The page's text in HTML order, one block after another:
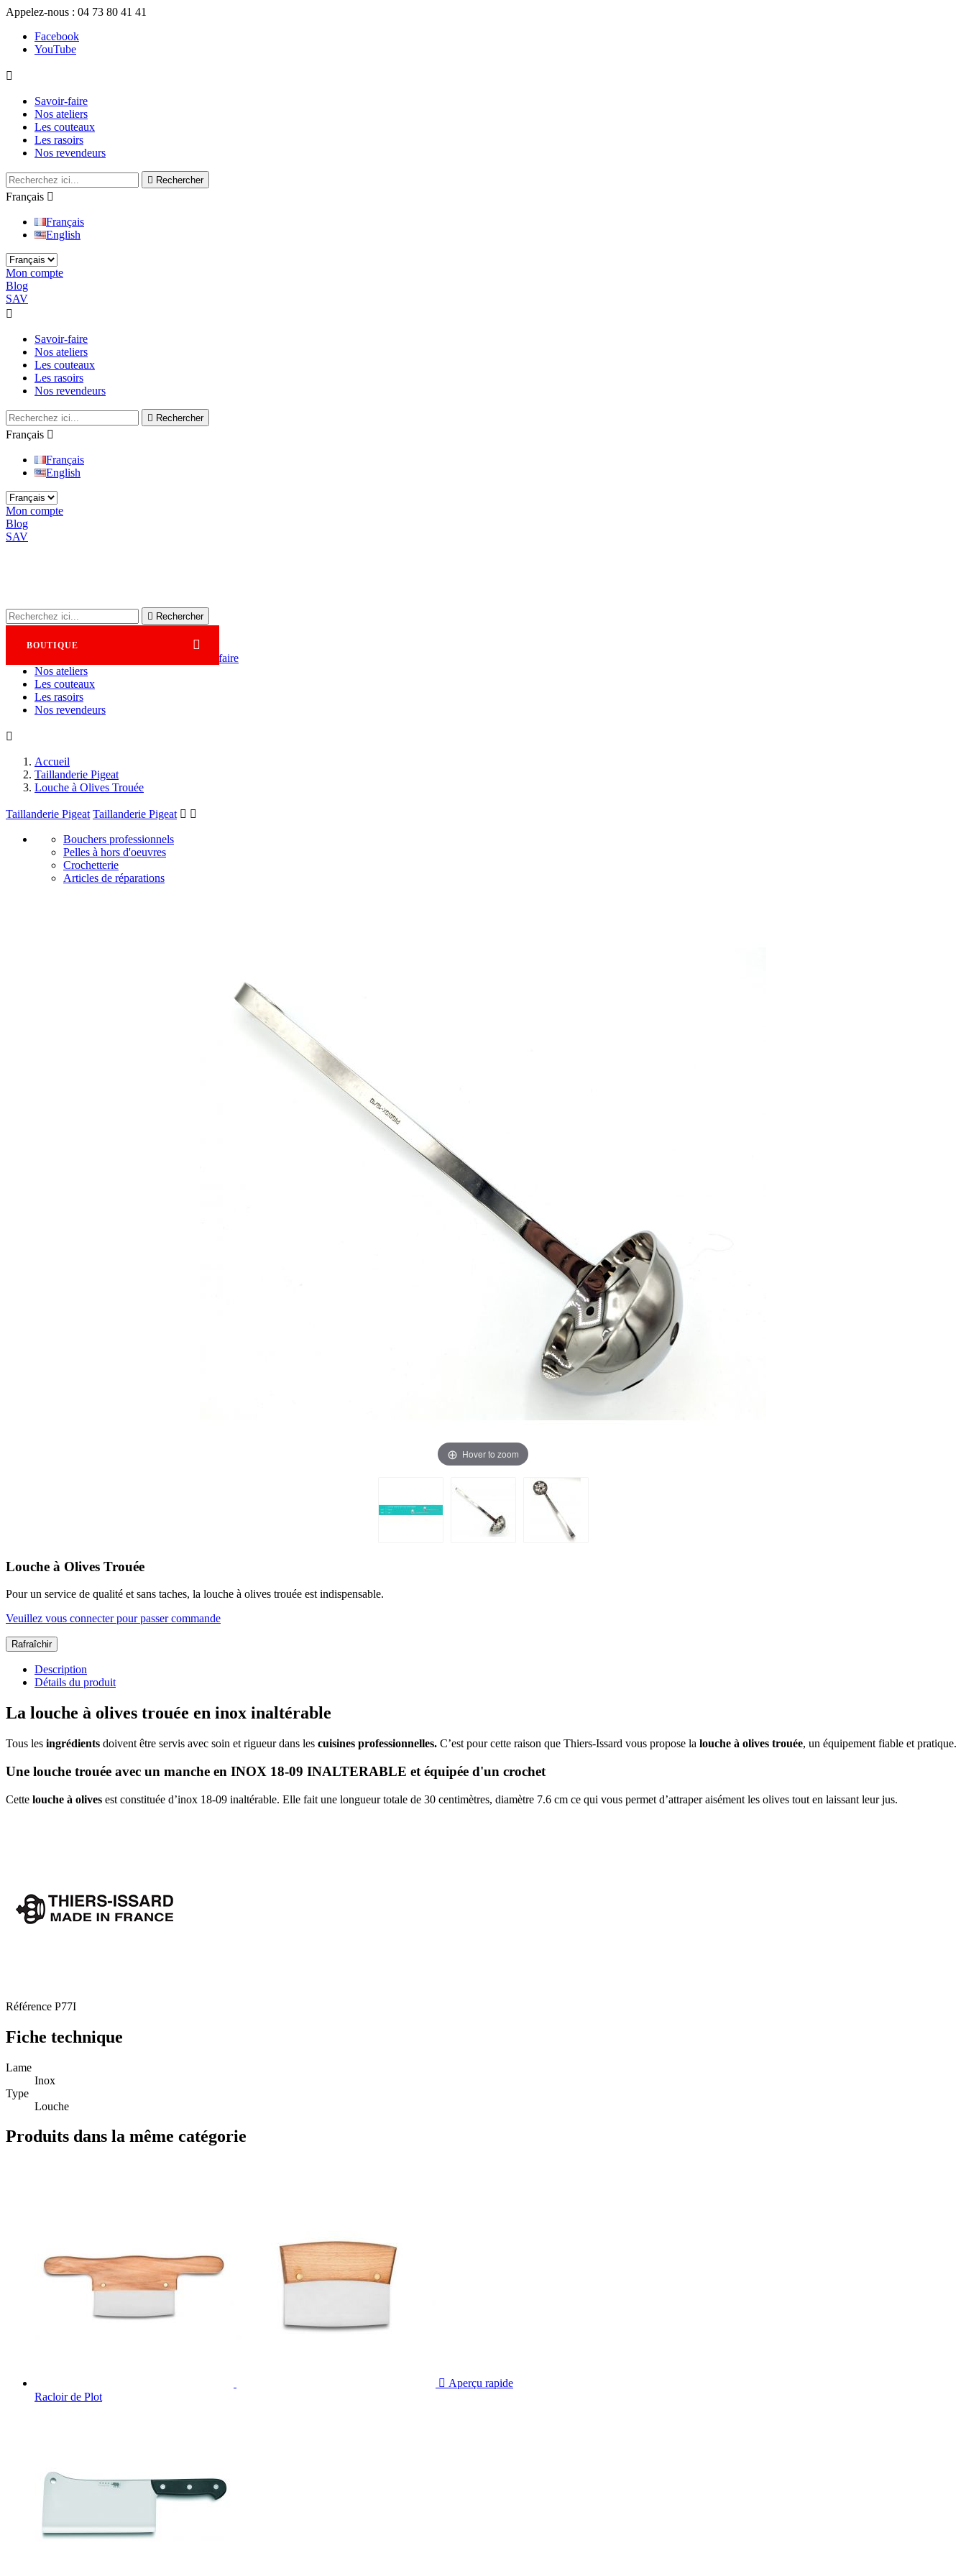
Appelez-nous : 04 73 80 41 41
Facebook
YouTube

Savoir-faire
Nos ateliers
Les couteaux
Les rasoirs
Nos revendeurs
 Rechercher
Français 
Français
English
Mon compte
Blog
SAV

Savoir-faire
Nos ateliers
Les couteaux
Les rasoirs
Nos revendeurs
 Rechercher
Français 
Français
English
Mon compte
Blog
SAV
 Rechercher

BOUTIQUE
Savoir-faire
Nos ateliers
Les couteaux
Les rasoirs
Nos revendeurs

Accueil
Taillanderie Pigeat
Louche à Olives Trouée
Taillanderie Pigeat Taillanderie Pigeat  
Bouchers professionnels
Pelles à hors d'oeuvres
Crochetterie
Articles de réparations
Hover to zoom
Louche à Olives Trouée
Pour un service de qualité et sans taches, la louche à olives trouée est indispensable.
Veuillez vous connecter pour passer commande
Description
Détails du produit
La louche à olives trouée en inox inaltérable
Tous les ingrédients doivent être servis avec soin et rigueur dans les cuisines professionnelles. C’est pour cette raison que Thiers-Issard vous propose la louche à olives trouée, un équipement fiable et pratique.
Une louche trouée avec un manche en INOX 18-09 INALTERABLE et équipée d'un crochet
Cette louche à olives est constituée d’inox 18-09 inaltérable. Elle fait une longueur totale de 30 centimètres, diamètre 7.6 cm ce qui vous permet d’attraper aisément les olives tout en laissant leur jus.
Référence P77I
Fiche technique
Lame
Inox
Type
Louche
Produits dans la même catégorie
 Aperçu rapide
Racloir de Plot